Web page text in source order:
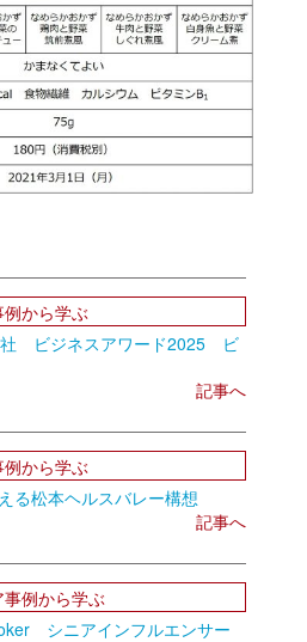
から学ぶ
ビジネスアワード2025 ビ
記事へ
から学ぶ
る松本ヘルスバレー構想
記事へ
事例から学ぶ
シニアインフルエンサー